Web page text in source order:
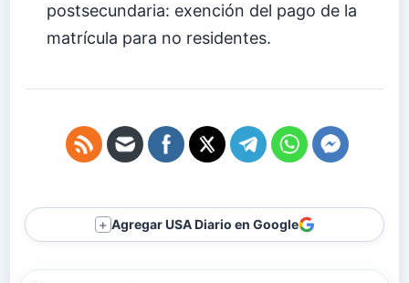
postsecundaria: exención del pago de la
matrícula para no residentes.
＋ Agregar USA Diario en Google